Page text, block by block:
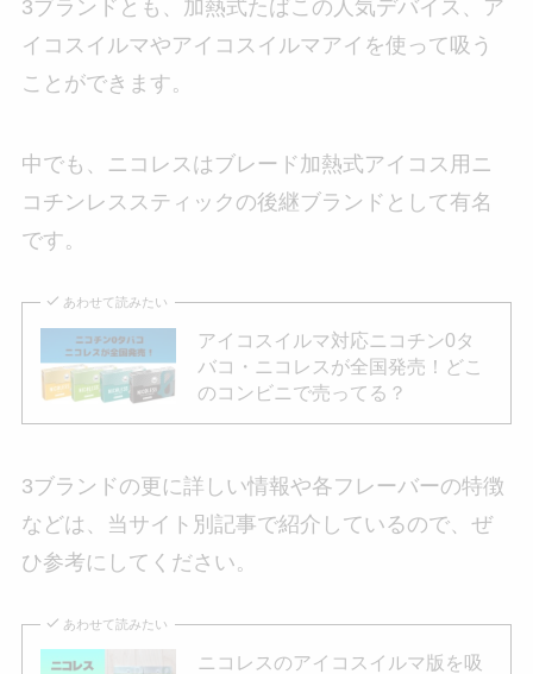
3ブランドとも、加熱式たばこの人気デバイス、ア
イコスイルマやアイコスイルマアイを使って吸う
ことができます。
中でも、ニコレスはブレード加熱式アイコス用ニ
コチンレススティックの後継ブランドとして有名
です。
あわせて読みたい
アイコスイルマ対応ニコチン0タ
バコ・ニコレスが全国発売！どこ
のコンビニで売ってる？
3ブランドの更に詳しい情報や各フレーバーの特徴
などは、当サイト別記事で紹介しているので、ぜ
ひ参考にしてください。
あわせて読みたい
ニコレスのアイコスイルマ版を吸